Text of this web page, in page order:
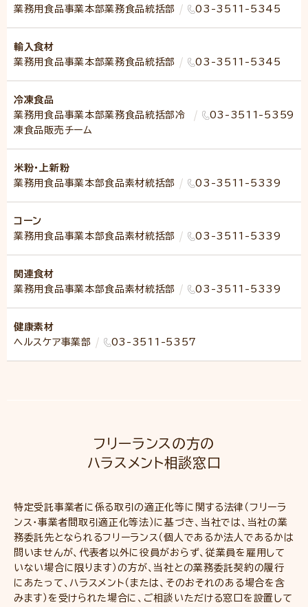
業務用食品事業本部業務食品統括部
03-3511-5345
輸入食材
業務用食品事業本部業務食品統括部
03-3511-5345
冷凍食品
業務用食品事業本部業務食品統括部冷
凍食品販売チーム
03-3511-5359
米粉・上新粉
業務用食品事業本部食品素材統括部
03-3511-5339
コーン
業務用食品事業本部食品素材統括部
03-3511-5339
関連食材
業務用食品事業本部食品素材統括部
03-3511-5339
健康素材
ヘルスケア事業部
03-3511-5357
フリーランスの方の
ハラスメント相談窓口
特定受託事業者に係る取引の適正化等に関する法律（フリーラ
ンス・事業者間取引適正化等法）に基づき、当社では、当社の業
務委託先となられるフリーランス（個人であるか法人であるかは
問いませんが、代表者以外に役員がおらず、従業員を雇用して
いない場合に限ります）の方が、当社との業務委託契約の履行
にあたって、ハラスメント（または、そのおそれのある場合を含
みます）を受けられた場合に、ご相談いただける窓口を設置して